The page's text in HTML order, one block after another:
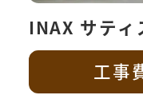
INAX サティ
工事